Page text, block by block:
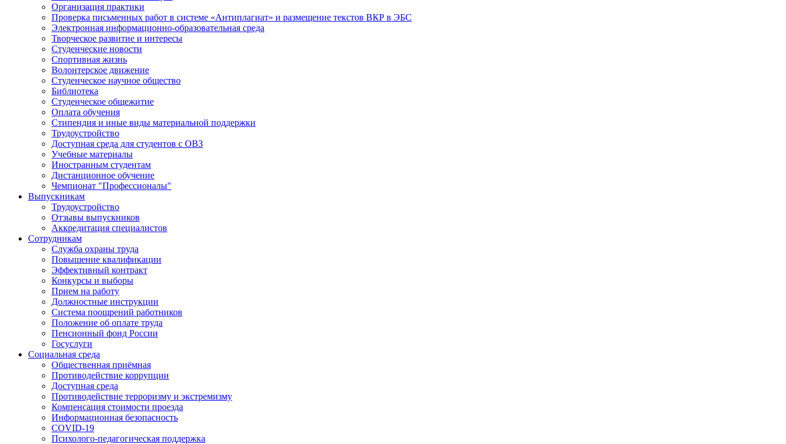
Организация практики
Проверка письменных работ в системе «Антиплагиат» и размещение текстов ВКР в ЭБС
Электронная информационно-образовательная среда
Творческое развитие и интересы
Студенческие новости
Спортивная жизнь
Волонтерское движение
Студенческое научное общество
Библиотека
Студенческое общежитие
Оплата обучения
Стипендия и иные виды материальной поддержки
Трудоустройство
Доступная среда для студентов с ОВЗ
Учебные материалы
Иностранным студентам
Дистанционное обучение
Чемпионат "Профессионалы"
Выпускникам
Трудоустройство
Отзывы выпускников
Аккредитация специалистов
Сотрудникам
Служба охраны труда
Повышение квалификации
Эффективный контракт
Конкурсы и выборы
Прием на работу
Должностные инструкции
Система поощрений работников
Положение об оплате труда
Пенсионный фонд России
Госуслуги
Социальная среда
Общественная приёмная
Противодействие коррупции
Доступная среда
Противодействие терроризму и экстремизму
Компенсация стоимости проезда
Информационная безопасность
COVID-19
Психолого-педагогическая поддержка